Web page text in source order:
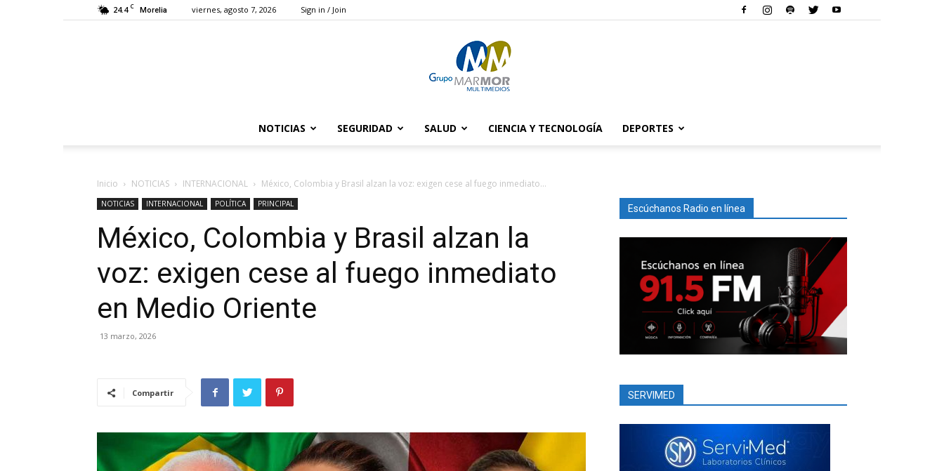
24.4 C Morelia viernes, agosto 7, 2026 Sign in / Join
Marmor
NOTICIAS SEGURIDAD SALUD CIENCIA Y TECNOLOGÍA DEPORTES
Inicio NOTICIAS INTERNACIONAL México, Colombia y Brasil alzan la voz: exigen cese al fuego inmediato...
NOTICIAS INTERNACIONAL POLÍTICA PRINCIPAL
México, Colombia y Brasil alzan la
voz: exigen cese al fuego inmediato
en Medio Oriente
13 marzo, 2026
Compartir
Escúchanos Radio en línea
SERVIMED